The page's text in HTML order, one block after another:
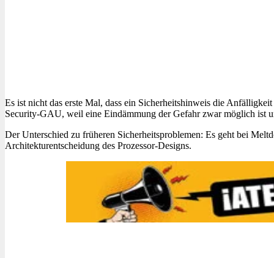
Es ist nicht das erste Mal, dass ein Sicherheitshinweis die
Security-GAU, weil eine Eindämmung der Gefahr zwar möglich ist
Der Unterschied zu früheren Sicherheitsproblemen: Es geht bei
Architekturentscheidung des Prozessor-Designs.